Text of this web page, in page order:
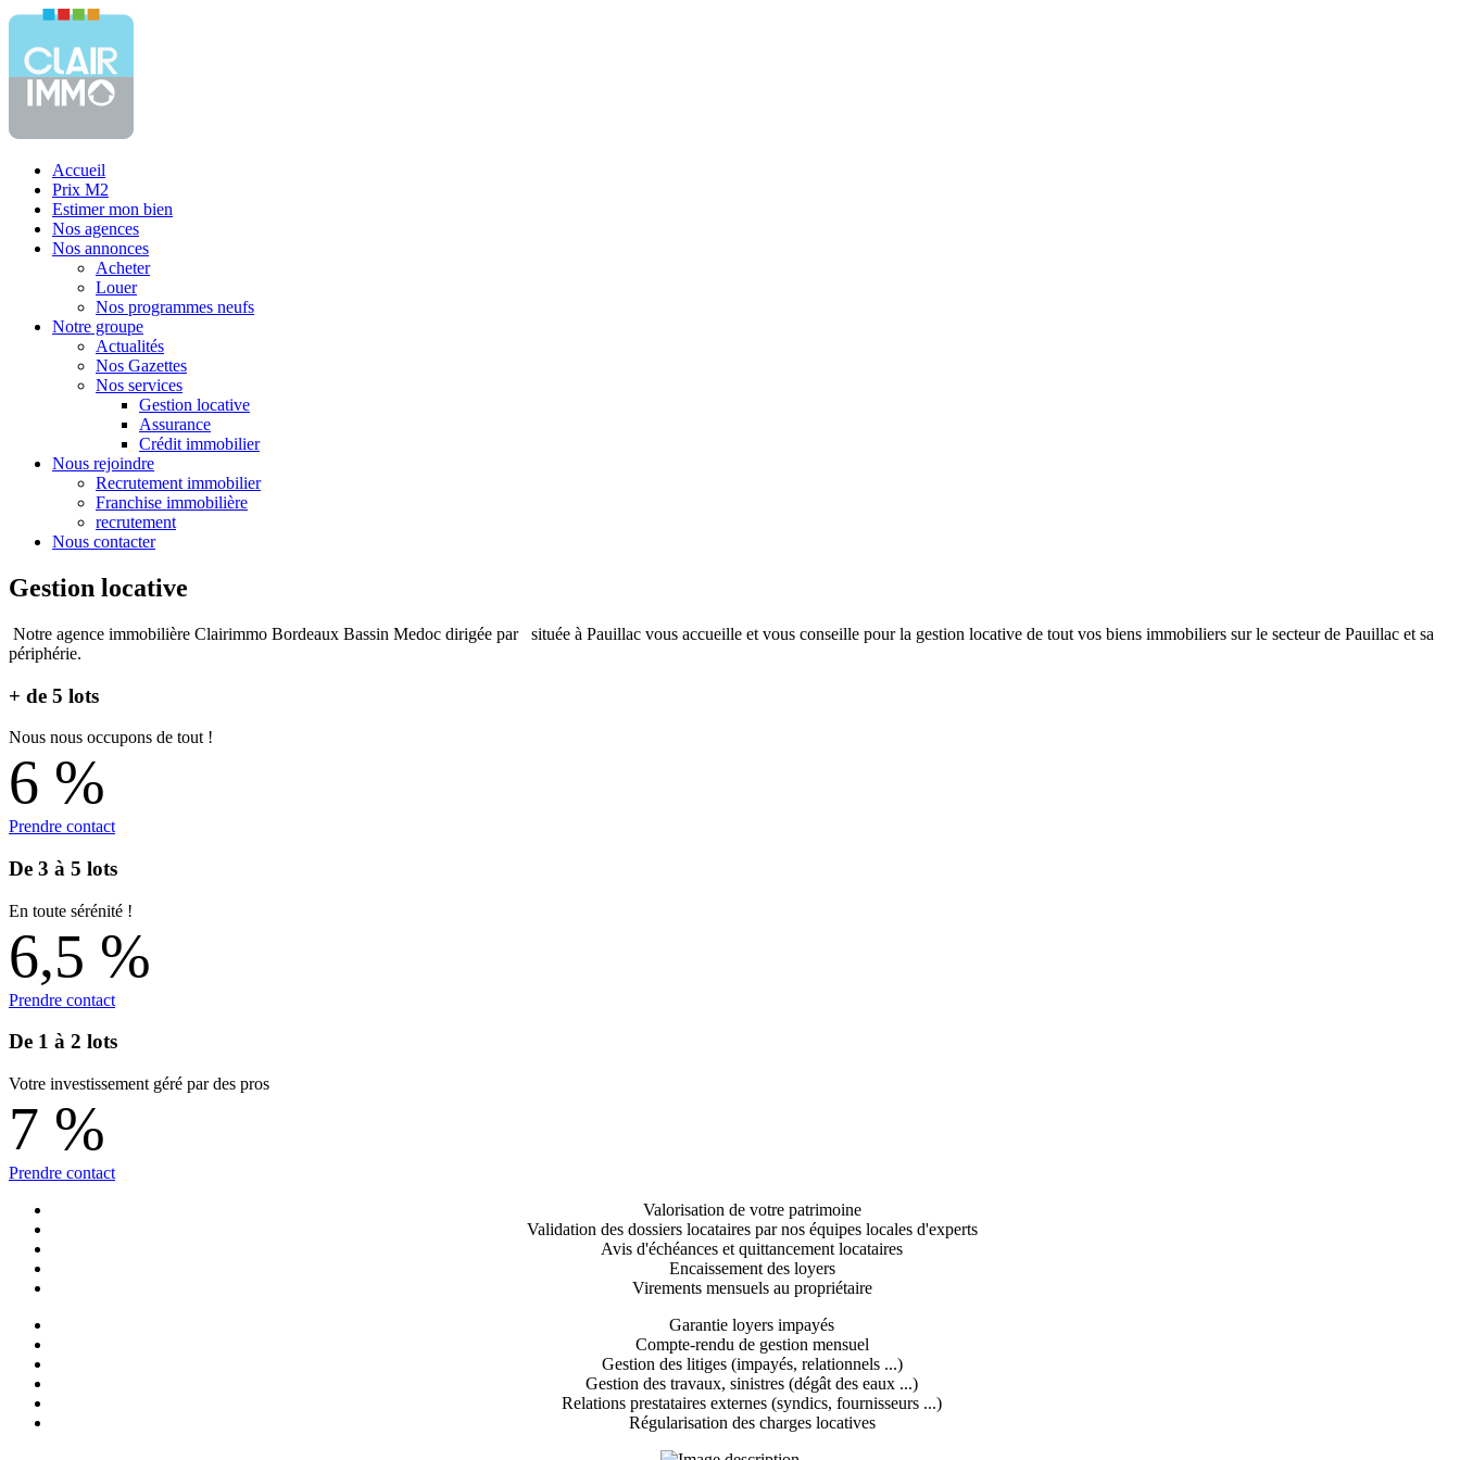
Accueil
Prix M2
Estimer mon bien
Nos agences
Nos annonces
Acheter
Louer
Nos programmes neufs
Notre groupe
Actualités
Nos Gazettes
Nos services
Gestion locative
Assurance
Crédit immobilier
Nous rejoindre
Recrutement immobilier
Franchise immobilière
recrutement
Nous contacter
Gestion locative
Notre agence immobilière Clairimmo Bordeaux Bassin Medoc dirigée par
située à Pauillac vous accueille et vous conseille pour la gestion locative de tout vos biens immobiliers sur le secteur de Pauillac et sa
périphérie.
+ de 5 lots
Nous nous occupons de tout !
6 %
Prendre contact
De 3 à 5 lots
En toute sérénité !
6,5 %
Prendre contact
De 1 à 2 lots
Votre investissement géré par des pros
7 %
Prendre contact
Valorisation de votre patrimoine
Validation des dossiers locataires par nos équipes locales d'experts
Avis d'échéances et quittancement locataires
Encaissement des loyers
Virements mensuels au propriétaire
Garantie loyers impayés
Compte-rendu de gestion mensuel
Gestion des litiges (impayés, relationnels ...)
Gestion des travaux, sinistres (dégât des eaux ...)
Relations prestataires externes (syndics, fournisseurs ...)
Régularisation des charges locatives